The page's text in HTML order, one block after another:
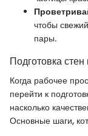
чтобы
пары.
Подготовка стен
Когда рабочее
перейти к
насколько
Основные шаги,